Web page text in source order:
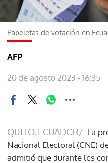
Papeletas de votación en
AFP
20 de agosto 2023 - 16:35
QUITO, ECUADOR/ La
Nacional Electoral (CNE)
admitió que durante los